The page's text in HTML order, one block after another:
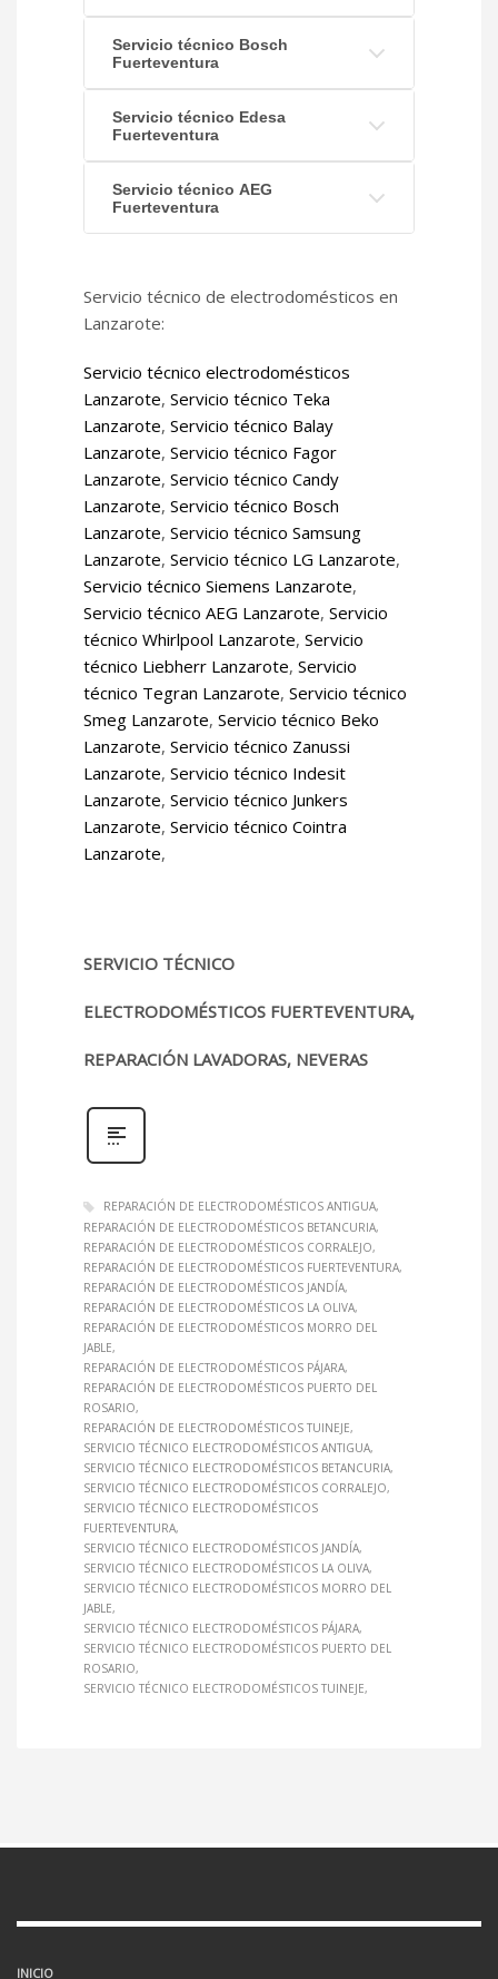
Servicio técnico Bosch
Fuerteventura
Servicio técnico Edesa
Fuerteventura
Servicio técnico AEG
Fuerteventura
Servicio técnico de electrodomésticos en
Lanzarote:
Servicio técnico electrodomésticos
Lanzarote, Servicio técnico Teka
Lanzarote, Servicio técnico Balay
Lanzarote, Servicio técnico Fagor
Lanzarote, Servicio técnico Candy
Lanzarote, Servicio técnico Bosch
Lanzarote, Servicio técnico Samsung
Lanzarote, Servicio técnico LG Lanzarote,
Servicio técnico Siemens Lanzarote,
Servicio técnico AEG Lanzarote, Servicio
técnico Whirlpool Lanzarote, Servicio
técnico Liebherr Lanzarote, Servicio
técnico Tegran Lanzarote, Servicio técnico
Smeg Lanzarote, Servicio técnico Beko
Lanzarote, Servicio técnico Zanussi
Lanzarote, Servicio técnico Indesit
Lanzarote, Servicio técnico Junkers
Lanzarote, Servicio técnico Cointra
Lanzarote,
SERVICIO TÉCNICO
ELECTRODOMÉSTICOS FUERTEVENTURA,
REPARACIÓN LAVADORAS, NEVERAS
REPARACIÓN DE ELECTRODOMÉSTICOS ANTIGUA
REPARACIÓN DE ELECTRODOMÉSTICOS BETANCURIA
REPARACIÓN DE ELECTRODOMÉSTICOS CORRALEJO
REPARACIÓN DE ELECTRODOMÉSTICOS FUERTEVENTURA
REPARACIÓN DE ELECTRODOMÉSTICOS JANDÍA
REPARACIÓN DE ELECTRODOMÉSTICOS LA OLIVA
REPARACIÓN DE ELECTRODOMÉSTICOS MORRO DEL
JABLE
REPARACIÓN DE ELECTRODOMÉSTICOS PÁJARA
REPARACIÓN DE ELECTRODOMÉSTICOS PUERTO DEL
ROSARIO
REPARACIÓN DE ELECTRODOMÉSTICOS TUINEJE
SERVICIO TÉCNICO ELECTRODOMÉSTICOS ANTIGUA
SERVICIO TÉCNICO ELECTRODOMÉSTICOS BETANCURIA
SERVICIO TÉCNICO ELECTRODOMÉSTICOS CORRALEJO
SERVICIO TÉCNICO ELECTRODOMÉSTICOS
FUERTEVENTURA
SERVICIO TÉCNICO ELECTRODOMÉSTICOS JANDÍA
SERVICIO TÉCNICO ELECTRODOMÉSTICOS LA OLIVA
SERVICIO TÉCNICO ELECTRODOMÉSTICOS MORRO DEL
JABLE
SERVICIO TÉCNICO ELECTRODOMÉSTICOS PÁJARA
SERVICIO TÉCNICO ELECTRODOMÉSTICOS PUERTO DEL
ROSARIO
SERVICIO TÉCNICO ELECTRODOMÉSTICOS TUINEJE
INICIO